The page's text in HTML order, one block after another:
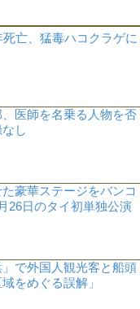
亡、猛毒ハコクラゲに
医師を名乗る人物を否
し
豪華ステージをバンコ
26日のタイ初単独公演
で外国人観光客と船頭
をめぐる誤解」